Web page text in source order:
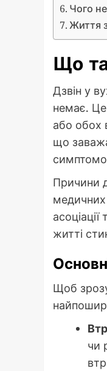
Чого
Життя
Що
Дзвін у
немає. Це
або обох
що
Причини
житті
Щоб
чи